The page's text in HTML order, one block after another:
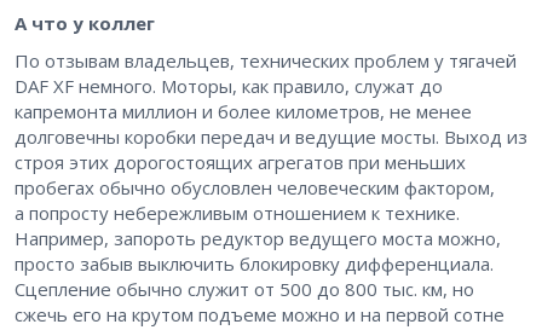
А что у коллег
По отзывам владельцев, технических проблем у тягачей
DAF XF немного. Моторы, как правило, служат до
капремонта миллион и более километров, не менее
долговечны коробки передач и ведущие мосты. Выход из
строя этих дорогостоящих агрегатов при меньших
пробегах обычно обусловлен человеческим фактором,
а попросту небережливым отношением к технике.
Например, запороть редуктор ведущего моста можно,
просто забыв выключить блокировку дифференциала.
Сцепление обычно служит от 500 до 800 тыс. км, но
сжечь его на крутом подъеме можно и на первой сотне